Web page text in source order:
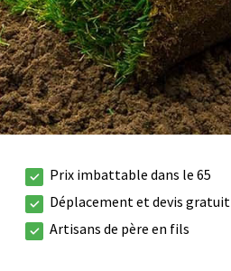
Prix imbattable dans le 65
Déplacement et devis gratuit
Artisans de père en fils